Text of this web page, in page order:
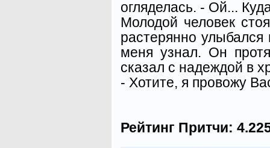
огляделась. - Ой...
Молодой человек
растерянно
меня узнал. Он
сказал с надеждой в
- Хотите, я провожу
Рейтинг Притчи: